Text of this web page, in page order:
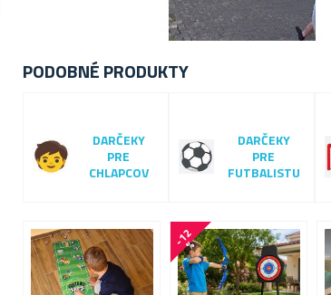
PODOBNÉ PRODUKTY
DARČEKY
PRE
CHLAPCOV
DARČEKY
PRE
FUTBALISTU
-
1
2
%